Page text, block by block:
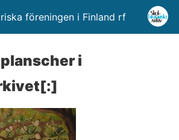
föreningen i Finland rf
i